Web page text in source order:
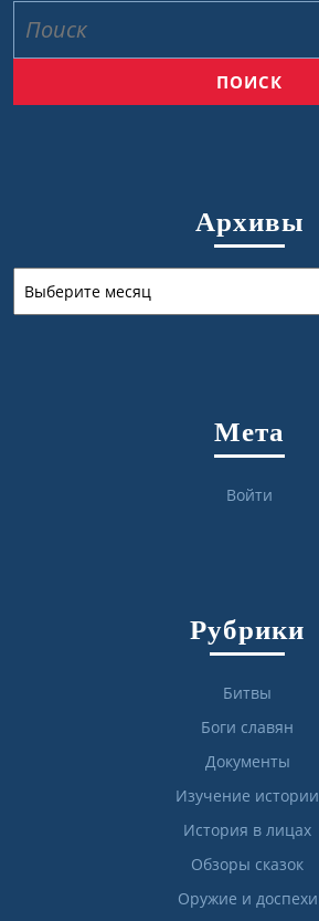
Архивы
Мета
Войти
Рубрики
Битвы
Боги славян
Документы
Изучение истории
История в лицах
Обзоры сказок
Оружие и доспехи